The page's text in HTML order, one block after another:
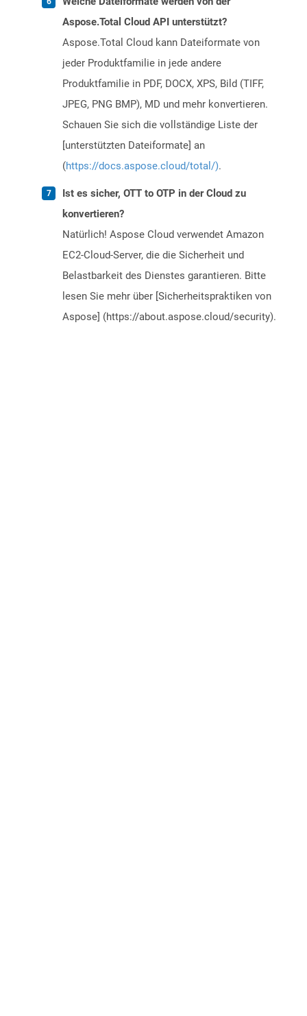
Aspose.Total Cloud API unterstützt?
Aspose.Total Cloud kann Dateiformate von
jeder Produktfamilie in jede andere
Produktfamilie in PDF, DOCX, XPS, Bild (TIFF,
JPEG, PNG BMP), MD und mehr konvertieren.
Schauen Sie sich die vollständige Liste der
[unterstützten Dateiformate] an
(https://docs.aspose.cloud/total/).
Ist es sicher, OTT to OTP in der Cloud zu
konvertieren?
Natürlich! Aspose Cloud verwendet Amazon
EC2-Cloud-Server, die die Sicherheit und
Belastbarkeit des Dienstes garantieren. Bitte
lesen Sie mehr über [Sicherheitspraktiken von
Aspose] (https://about.aspose.cloud/security).